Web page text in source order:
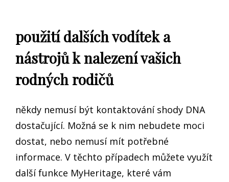
použití dalších vodítek a
nástrojů k nalezení vašich
rodných rodičů
někdy nemusí být kontaktování shody DNA
dostačující. Možná se k nim nebudete moci
dostat, nebo nemusí mít potřebné
informace. V těchto případech můžete využít
další funkce MyHeritage, které vám